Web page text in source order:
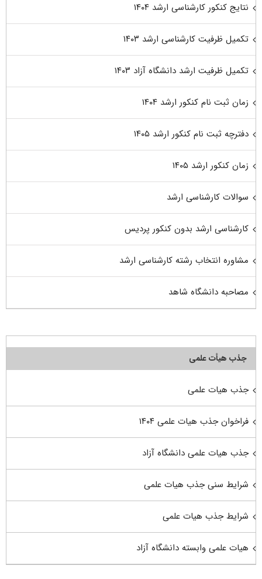
نتایج کنکور کارشناسی ارشد ۱۴۰۴
تکمیل ظرفیت کارشناسی ارشد ۱۴۰۳
تکمیل ظرفیت ارشد دانشگاه آزاد ۱۴۰۳
زمان ثبت نام کنکور ارشد ۱۴۰۴
دفترچه ثبت نام کنکور ارشد ۱۴۰۵
زمان کنکور ارشد ۱۴۰۵
سوالات کارشناسی ارشد
کارشناسی ارشد بدون کنکور پردیس
مشاوره انتخاب رشته کارشناسی ارشد
مصاحبه دانشگاه شاهد
جذب هیأت علمی
جذب هیات علمی
فراخوان جذب هیات علمی ۱۴۰۴
جذب هیات علمی دانشگاه آزاد
شرایط سنی جذب هیات علمی
شرایط جذب هیات علمی
هیات علمی وابسته دانشگاه آزاد